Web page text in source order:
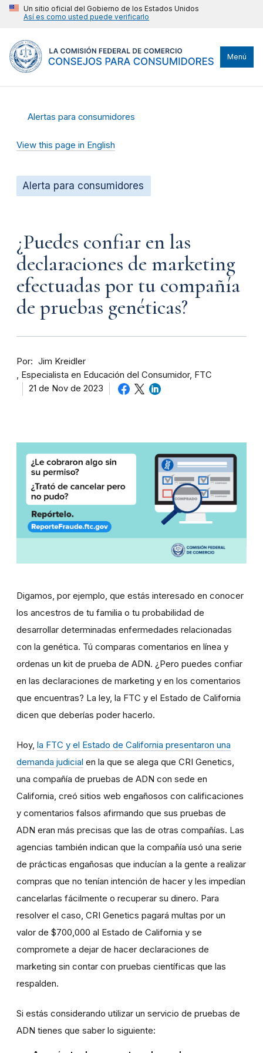
Un sitio oficial del Gobierno de los Estados Unidos
Así es como usted puede verificarlo
Menú
Alertas para consumidores
View this page in English
Alerta para consumidores
¿Puedes confiar en las
declaraciones de marketing
efectuadas por tu compañía
de pruebas genéticas?
Por
Jim Kreidler
Especialista en Educación del Consumidor, FTC
21 de Nov de 2023
Digamos, por ejemplo, que estás interesado en conocer
los ancestros de tu familia o tu probabilidad de
desarrollar determinadas enfermedades relacionadas
con la genética. Tú comparas comentarios en línea y
ordenas un kit de prueba de ADN. ¿Pero puedes confiar
en las declaraciones de marketing y en los comentarios
que encuentras? La ley, la FTC y el Estado de California
dicen que deberías poder hacerlo.
Hoy, la FTC y el Estado de California presentaron una
demanda judicial en la que se alega que CRI Genetics,
una compañía de pruebas de ADN con sede en
California, creó sitios web engañosos con calificaciones
y comentarios falsos afirmando que sus pruebas de
ADN eran más precisas que las de otras compañías. Las
agencias también indican que la compañía usó una serie
de prácticas engañosas que inducían a la gente a realizar
compras que no tenían intención de hacer y les impedían
cancelarlas fácilmente o recuperar su dinero. Para
resolver el caso, CRI Genetics pagará multas por un
valor de $700,000 al Estado de California y se
compromete a dejar de hacer declaraciones de
marketing sin contar con pruebas científicas que las
respalden.
Si estás considerando utilizar un servicio de pruebas de
ADN tienes que saber lo siguiente: